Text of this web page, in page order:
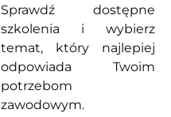
Sprawdź dostępne
szkolenia i wybierz
temat, który najlepiej
odpowiada Twoim
potrzebom
zawodowym.